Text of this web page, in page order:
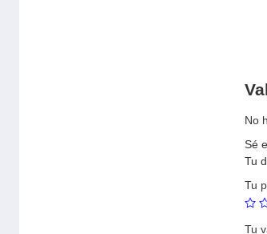
No
Sé
Tu
Tu
Tu